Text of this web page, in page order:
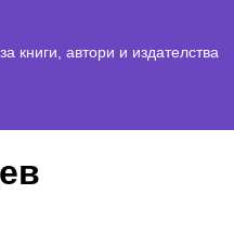
книги, автори и издателства